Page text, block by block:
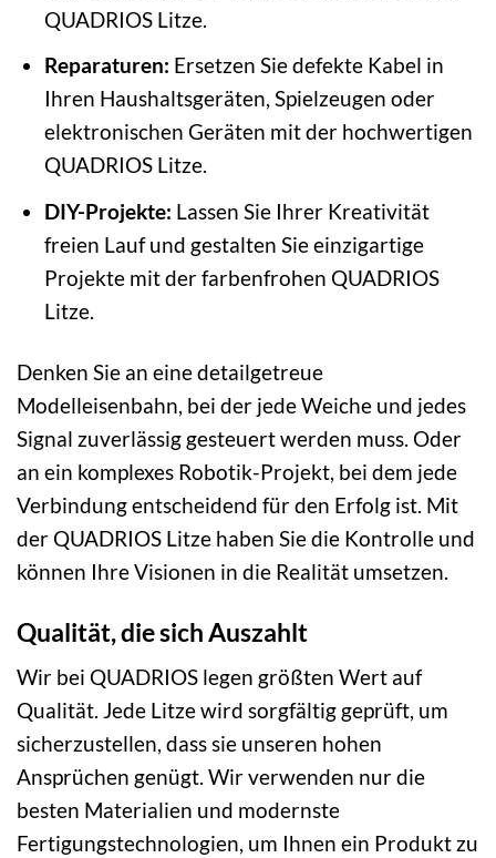
QUADRIOS Litze.
Reparaturen: Ersetzen Sie defekte Kabel in
Ihren Haushaltsgeräten, Spielzeugen oder
elektronischen Geräten mit der hochwertigen
QUADRIOS Litze.
DIY-Projekte: Lassen Sie Ihrer Kreativität
freien Lauf und gestalten Sie einzigartige
Projekte mit der farbenfrohen QUADRIOS
Litze.
Denken Sie an eine detailgetreue
Modelleisenbahn, bei der jede Weiche und jedes
Signal zuverlässig gesteuert werden muss. Oder
an ein komplexes Robotik-Projekt, bei dem jede
Verbindung entscheidend für den Erfolg ist. Mit
der QUADRIOS Litze haben Sie die Kontrolle und
können Ihre Visionen in die Realität umsetzen.
Qualität, die sich Auszahlt
Wir bei QUADRIOS legen größten Wert auf
Qualität. Jede Litze wird sorgfältig geprüft, um
sicherzustellen, dass sie unseren hohen
Ansprüchen genügt. Wir verwenden nur die
besten Materialien und modernste
Fertigungstechnologien, um Ihnen ein Produkt zu